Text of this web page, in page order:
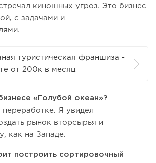
киношных угроз. Это бизнес
с задачами и
туристическая франшиза -
от 200к в месяц
«Голубой океан»?
Я увидел
рынок вторсырья и
как на Западе.
построить сортировочный